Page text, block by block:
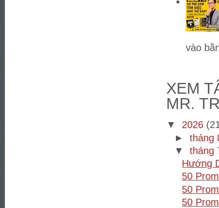
vào
XEM
MR.
▼ 2026
► tháng
▼ tháng
Hướng
50
50
50